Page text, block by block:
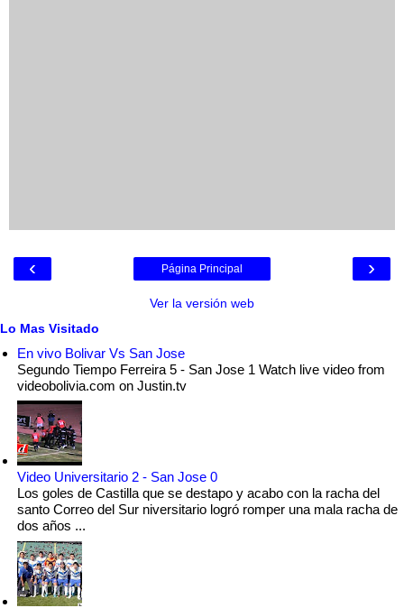
‹ ›
Página Principal
Ver la versión web
Lo Mas Visitado
En vivo Bolivar Vs San Jose
Segundo Tiempo Ferreira 5 - San Jose 1 Watch live video from
videobolivia.com on Justin.tv
Video Universitario 2 - San Jose 0
Los goles de Castilla que se destapo y acabo con la racha del
santo Correo del Sur niversitario logró romper una mala racha de
dos años ...